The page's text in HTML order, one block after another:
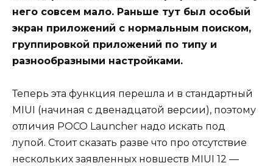
него совсем мало. Раньше тут был особый
экран приложений с нормальным поиском,
группировкой приложений по типу и
разнообразными настройками.
Теперь эта функция перешла и в стандартный
MIUI (начиная с двенадцатой версии), поэтому
отличия POCO Launcher надо искать под
лупой. Стоит сказать разве что про отсутствие
нескольких заявленных новшеств MIUI 12 —